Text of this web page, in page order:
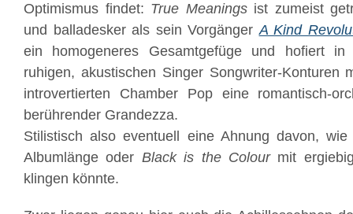
Optimismus findet: True Meaningsist zumeist
und balladesker als sein VorgängerA Kind
ein homogeneres Gesamtgefüge und hofiert
ruhigen, akustischen Singer Songwriter-Konturen
introvertierten Chamber Pop eine romantisch-
berührender Grandezza.
Stilistisch also eventuell eine Ahnung davon,
Albumlänge oder Black is the Colourmit
klingen könnte.